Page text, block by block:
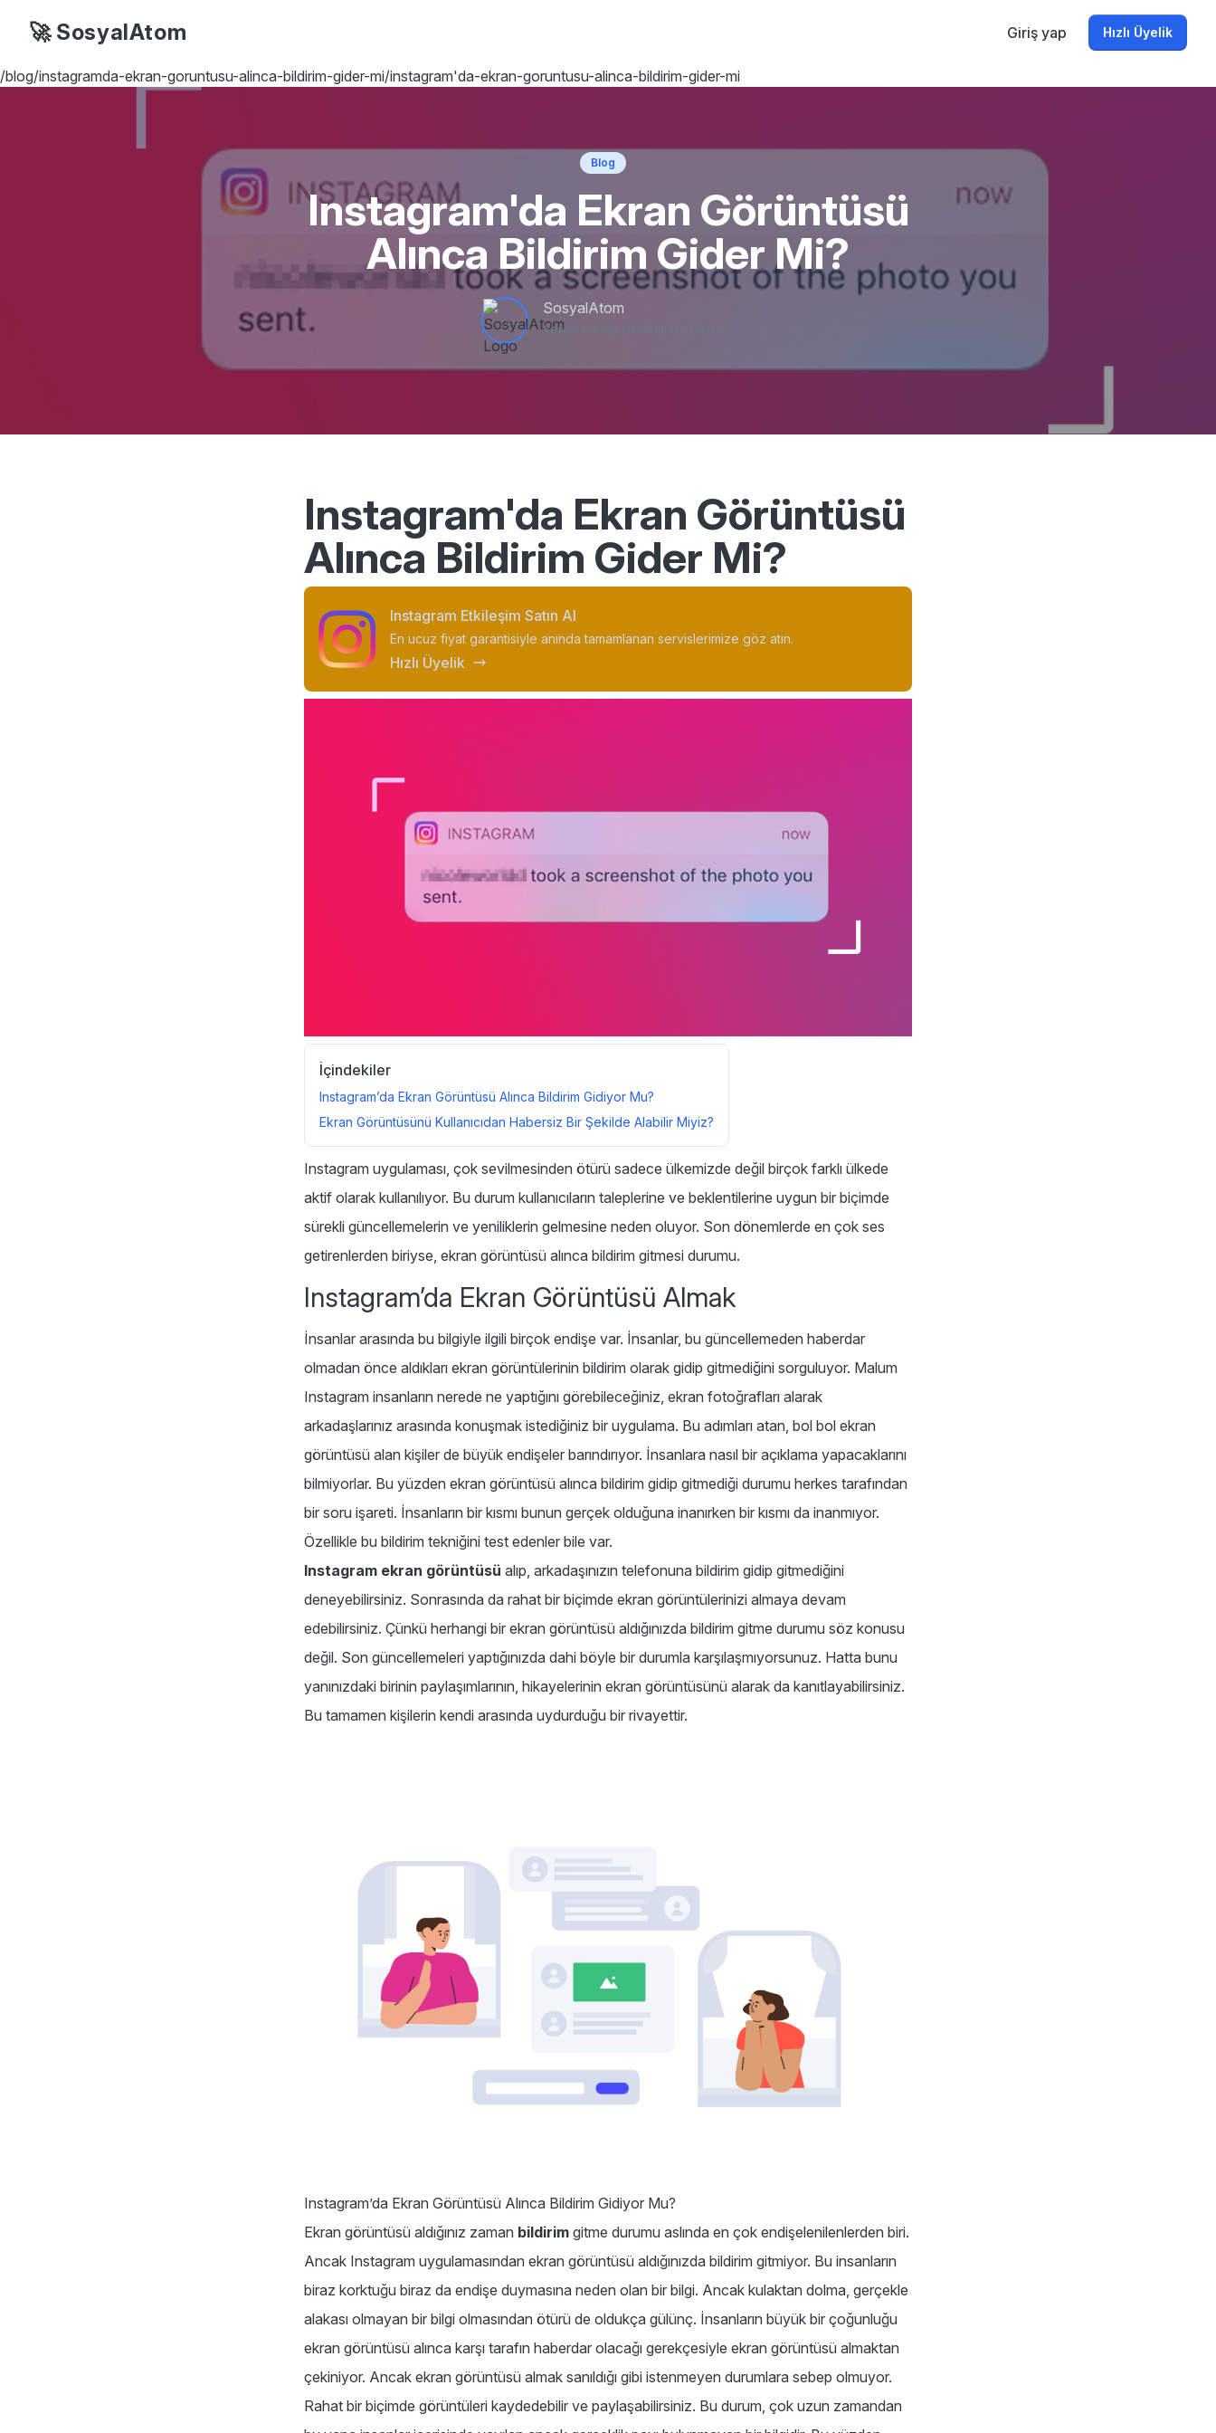
🚀 SosyalAtom Giriş yap Hızlı Üyelik
/blog/instagramda-ekran-goruntusu-alinca-bildirim-gider-mi/instagram'da-ekran-goruntusu-alinca-bildirim-gider-mi
Blog
Instagram'da Ekran Görüntüsü
Alınca Bildirim Gider Mi?
SosyalAtom
Sosyal medya hizmetinden fazlası...
Instagram'da Ekran Görüntüsü
Alınca Bildirim Gider Mi?
Instagram Etkileşim Satın Al
En ucuz fiyat garantisiyle anında tamamlanan servislerimize göz atın.
Hızlı Üyelik
İçindekiler
Instagram’da Ekran Görüntüsü Alınca Bildirim Gidiyor Mu?
Ekran Görüntüsünü Kullanıcıdan Habersiz Bir Şekilde Alabilir Miyiz?
Instagram uygulaması, çok sevilmesinden ötürü sadece ülkemizde değil birçok farklı ülkede
aktif olarak kullanılıyor. Bu durum kullanıcıların taleplerine ve beklentilerine uygun bir biçimde
sürekli güncellemelerin ve yeniliklerin gelmesine neden oluyor. Son dönemlerde en çok ses
getirenlerden biriyse, ekran görüntüsü alınca bildirim gitmesi durumu.
Instagram’da Ekran Görüntüsü Almak
İnsanlar arasında bu bilgiyle ilgili birçok endişe var. İnsanlar, bu güncellemeden haberdar
olmadan önce aldıkları ekran görüntülerinin bildirim olarak gidip gitmediğini sorguluyor. Malum
Instagram insanların nerede ne yaptığını görebileceğiniz, ekran fotoğrafları alarak
arkadaşlarınız arasında konuşmak istediğiniz bir uygulama. Bu adımları atan, bol bol ekran
görüntüsü alan kişiler de büyük endişeler barındırıyor. İnsanlara nasıl bir açıklama yapacaklarını
bilmiyorlar. Bu yüzden ekran görüntüsü alınca bildirim gidip gitmediği durumu herkes tarafından
bir soru işareti. İnsanların bir kısmı bunun gerçek olduğuna inanırken bir kısmı da inanmıyor.
Özellikle bu bildirim tekniğini test edenler bile var.
Instagram ekran görüntüsü alıp, arkadaşınızın telefonuna bildirim gidip gitmediğini
deneyebilirsiniz. Sonrasında da rahat bir biçimde ekran görüntülerinizi almaya devam
edebilirsiniz. Çünkü herhangi bir ekran görüntüsü aldığınızda bildirim gitme durumu söz konusu
değil. Son güncellemeleri yaptığınızda dahi böyle bir durumla karşılaşmıyorsunuz. Hatta bunu
yanınızdaki birinin paylaşımlarının, hikayelerinin ekran görüntüsünü alarak da kanıtlayabilirsiniz.
Bu tamamen kişilerin kendi arasında uydurduğu bir rivayettir.
Instagram’da Ekran Görüntüsü Alınca Bildirim Gidiyor Mu?
Ekran görüntüsü aldığınız zaman bildirim gitme durumu aslında en çok endişelenilenlerden biri.
Ancak Instagram uygulamasından ekran görüntüsü aldığınızda bildirim gitmiyor. Bu insanların
biraz korktuğu biraz da endişe duymasına neden olan bir bilgi. Ancak kulaktan dolma, gerçekle
alakası olmayan bir bilgi olmasından ötürü de oldukça gülünç. İnsanların büyük bir çoğunluğu
ekran görüntüsü alınca karşı tarafın haberdar olacağı gerekçesiyle ekran görüntüsü almaktan
çekiniyor. Ancak ekran görüntüsü almak sanıldığı gibi istenmeyen durumlara sebep olmuyor.
Rahat bir biçimde görüntüleri kaydedebilir ve paylaşabilirsiniz. Bu durum, çok uzun zamandan